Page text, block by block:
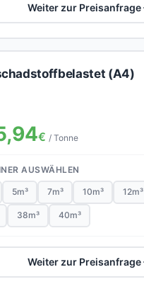
Weiter zur Preisanfrage
(A4)
€ / Tonne
AUSWÄHLEN
5m³ 7m³ 10m³ 12m³
38m³ 40m³
Weiter zur Preisanfrage